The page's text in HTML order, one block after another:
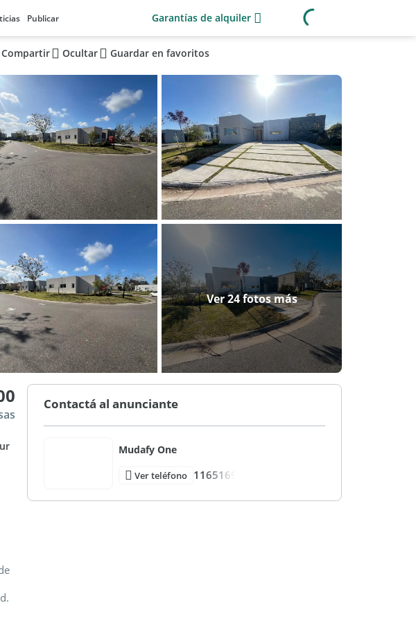
Publicar Garantías de alquiler
Compartir Ocultar Guardar en favoritos
Ver 24 fotos más
Contactá al anunciante
Mudafy One
Ver teléfono 1165169